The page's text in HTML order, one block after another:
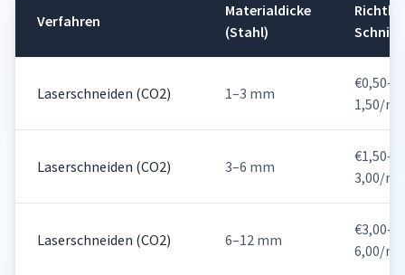
Verfahren
Materialdicke
(Stahl)
Schnitt
Laserschneiden (CO2) 1–3 mm
€0,50–
1,50/m
Laserschneiden (CO2) 3–6 mm
€1,50–
3,00/m
Laserschneiden (CO2) 6–12 mm
€3,00–
6,00/m